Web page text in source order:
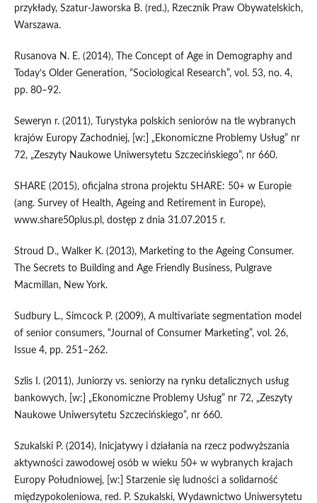
przykłady, Szatur-Jaworska B. (red.), Rzecznik Praw Obywatelskich,
Warszawa.
Rusanova N. E. (2014), The Concept of Age in Demography and
Today’s Older Generation, “Sociological Research”, vol. 53, no. 4,
pp. 80–92.
Seweryn r. (2011), Turystyka polskich seniorów na tle wybranych
krajów Europy Zachodniej, [w:] „Ekonomiczne Problemy Usług” nr
72, „Zeszyty Naukowe Uniwersytetu Szczecińskiego”, nr 660.
SHARE (2015), oficjalna strona projektu SHARE: 50+ w Europie
(ang. Survey of Health, Ageing and Retirement in Europe),
www.share50plus.pl, dostęp z dnia 31.07.2015 r.
Stroud D., Walker K. (2013), Marketing to the Ageing Consumer.
The Secrets to Building and Age Friendly Business, Pulgrave
Macmillan, New York.
Sudbury L., Simcock P. (2009), A multivariate segmentation model
of senior consumers, “Journal of Consumer Marketing”, vol. 26,
Issue 4, pp. 251–262.
Szlis I. (2011), Juniorzy vs. seniorzy na rynku detalicznych usług
bankowych, [w:] „Ekonomiczne Problemy Usług” nr 72, „Zeszyty
Naukowe Uniwersytetu Szczecińskiego”, nr 660.
Szukalski P. (2014), Inicjatywy i działania na rzecz podwyższania
aktywności zawodowej osób w wieku 50+ w wybranych krajach
Europy Południowej, [w:] Starzenie się ludności a solidarność
międzypokoleniowa, red. P. Szukalski, Wydawnictwo Uniwersytetu